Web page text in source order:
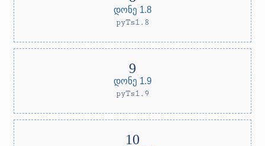
დონე 1.8
pyTs1.8
დონე 1.9
pyTs1.9